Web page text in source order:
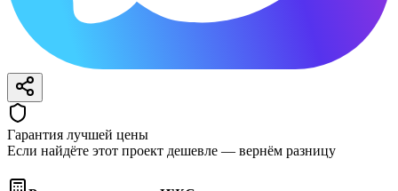
Гарантия лучшей цены
Если найдёте этот проект дешевле — вернём разницу